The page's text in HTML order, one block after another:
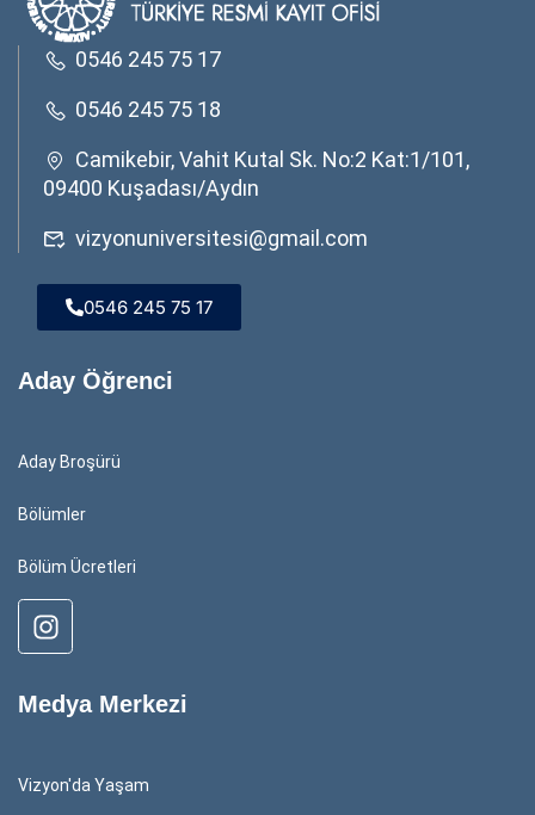
0546 245 75 17
0546 245 75 18
Camikebir, Vahit Kutal Sk. No:2 Kat:1/101,
09400 Kuşadası/Aydın
vizyonuniversitesi@gmail.com
0546 245 75 17
Aday Öğrenci
Aday Broşürü
Bölümler
Bölüm Ücretleri
Medya Merkezi
Vizyon'da Yaşam